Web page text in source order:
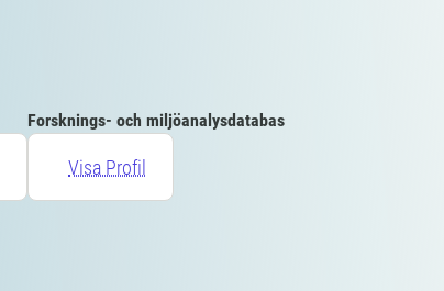
Forsknings- och miljöanalysdatabas
Visa Profil